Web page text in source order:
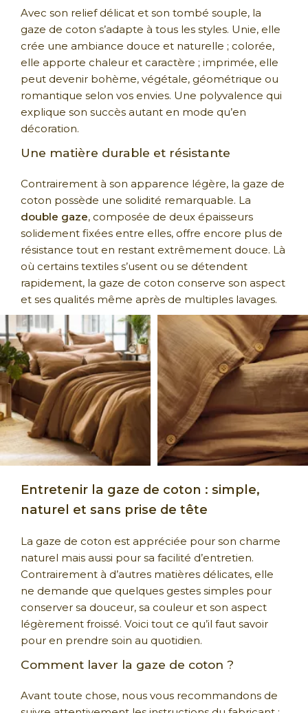
Avec son relief délicat et son tombé souple, la
gaze de coton s’adapte à tous les styles. Unie, elle
crée une ambiance douce et naturelle ; colorée,
elle apporte chaleur et caractère ; imprimée, elle
peut devenir bohème, végétale, géométrique ou
romantique selon vos envies. Une polyvalence qui
explique son succès autant en mode qu’en
décoration.
Une matière durable et résistante
Contrairement à son apparence légère, la gaze de
coton possède une solidité remarquable. La
double gaze, composée de deux épaisseurs
solidement fixées entre elles, offre encore plus de
résistance tout en restant extrêmement douce. Là
où certains textiles s’usent ou se détendent
rapidement, la gaze de coton conserve son aspect
et ses qualités même après de multiples lavages.
Entretenir la gaze de coton : simple,
naturel et sans prise de tête
La gaze de coton est appréciée pour son charme
naturel mais aussi pour sa facilité d’entretien.
Contrairement à d’autres matières délicates, elle
ne demande que quelques gestes simples pour
conserver sa douceur, sa couleur et son aspect
légèrement froissé. Voici tout ce qu’il faut savoir
pour en prendre soin au quotidien.
Comment laver la gaze de coton ?
Avant toute chose, nous vous recommandons de